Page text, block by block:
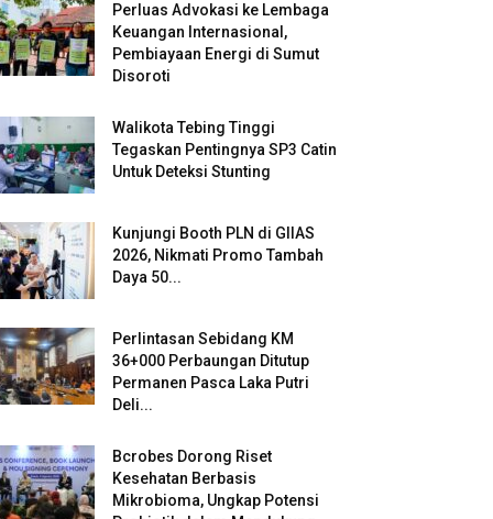
Perluas Advokasi ke Lembaga
Keuangan Internasional,
Pembiayaan Energi di Sumut
Disoroti
Walikota Tebing Tinggi
Tegaskan Pentingnya SP3 Catin
Untuk Deteksi Stunting
Kunjungi Booth PLN di GIIAS
2026, Nikmati Promo Tambah
Daya 50...
Perlintasan Sebidang KM
36+000 Perbaungan Ditutup
Permanen Pasca Laka Putri
Deli...
Bcrobes Dorong Riset
Kesehatan Berbasis
Mikrobioma, Ungkap Potensi